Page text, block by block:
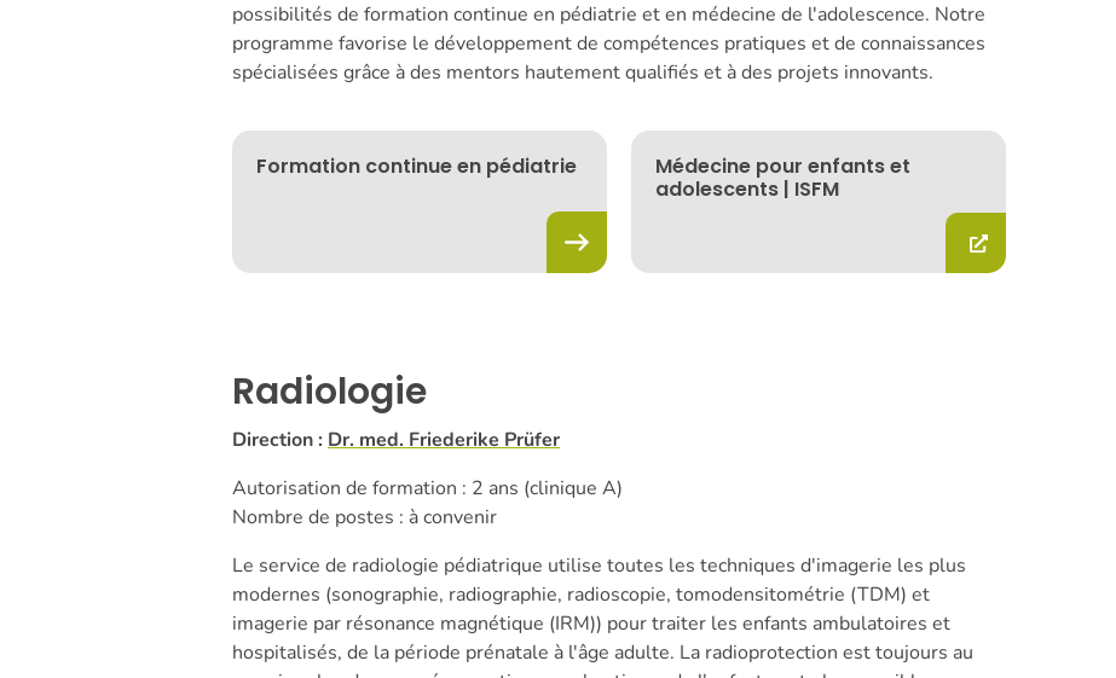
possibilités de formation continue en pédiatrie et en médecine de l'adolescence. Notre
programme favorise le développement de compétences pratiques et de connaissances
spécialisées grâce à des mentors hautement qualifiés et à des projets innovants.
Formation continue en pédiatrie
Médecine pour enfants et
adolescents | ISFM
Radiologie
Direction : Dr. med. Friederike Prüfer
Autorisation de formation : 2 ans (clinique A)
Nombre de postes : à convenir
Le service de radiologie pédiatrique utilise toutes les techniques d'imagerie les plus
modernes (sonographie, radiographie, radioscopie, tomodensitométrie (TDM) et
imagerie par résonance magnétique (IRM)) pour traiter les enfants ambulatoires et
hospitalisés, de la période prénatale à l'âge adulte. La radioprotection est toujours au